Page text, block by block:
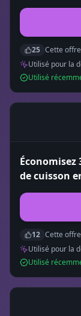
25 Cette
Utilisé pour la
Utilisé
Économisez
de cuisson
12 Cette
Utilisé pour la
Utilisé